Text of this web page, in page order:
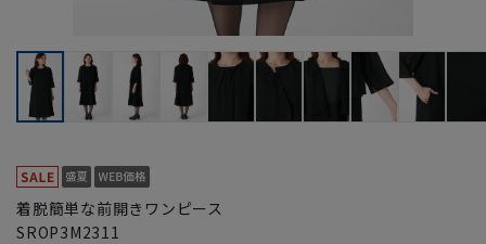
着脱簡単な前開きワンピース
SROP3M2311